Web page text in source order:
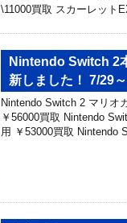
\11000買取 スカーレット
Nintendo Switch 2
新しました！ 7/29～
Nintendo Switch 2 マリオ
￥56000買取 Nintendo
用 ￥53000買取 Nintendo